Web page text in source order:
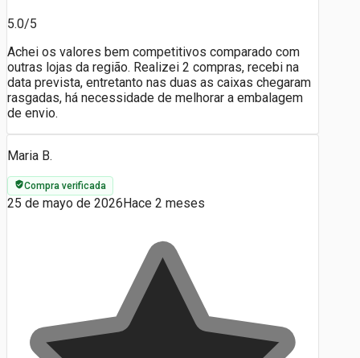
5.0/5
Achei os valores bem competitivos comparado com
outras lojas da região. Realizei 2 compras, recebi na
data prevista, entretanto nas duas as caixas chegaram
rasgadas, há necessidade de melhorar a embalagem
de envio.
Maria B.
Compra verificada
25 de mayo de 2026 Hace 2 meses